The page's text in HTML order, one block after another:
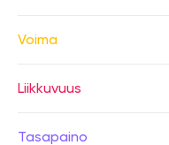
Voima
Liikkuvuus
Tasapaino